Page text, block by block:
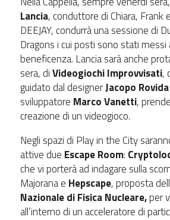
Lancia, conduttore di Chiara, Frank
DEEJAY, condurrà una sessione di
Dragons i cui posti sono stati messi
beneficenza. Lancia sarà anche
sera, diVideogiochi Improvvisati,
guidato dal designerJacopo Rovida
sviluppatore Marco Vanetti,
creazione di un videogioco.
Negli spazi di Play in the City
attive due Escape Room:
che vi porterà ad indagare sulla
Majorana e Hepscape, proposta dell
Nazionale di Fisica Nucleare,per
all’interno di un acceleratore di